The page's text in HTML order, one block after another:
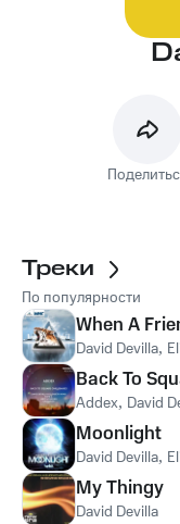
Треки
По популярности
When A
David Devilla,
Back To
Addex, David
Moonlight
David Devilla,
My Thingy
David Devilla